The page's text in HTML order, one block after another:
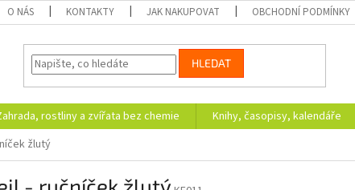
O NÁS KONTAKTY JAK NAKUPOVAT OBCHODNÍ PODMÍNKY
HLEDAT
rostliny a zvířata bez chemie Knihy, časopisy, kalendáře
žlutý